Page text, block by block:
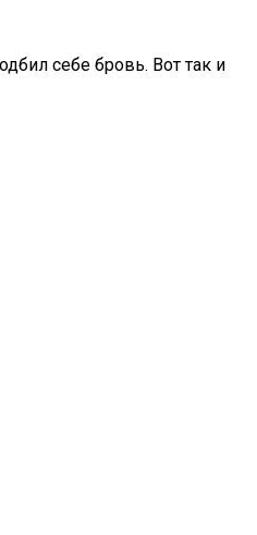
себе бровь. Вот так и